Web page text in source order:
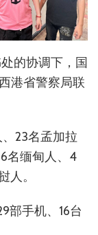
的协调下，国
港省警察局联
23名孟加拉
名缅甸人、4
人。
部手机、16台